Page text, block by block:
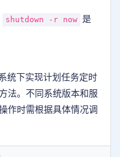
shutdown -r now 是
统下实现计划任务定时
法。不同系统版本和服
作时需根据具体情况调